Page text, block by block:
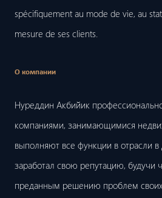
spécifiquement au mode de vie, au
mesure de ses clients.
О компании
Нуреддин Акбийик
компаниями, занимающимися
выполняют все функции в отрасли
заработал свою репутацию, будучи
преданным решению проблем своих